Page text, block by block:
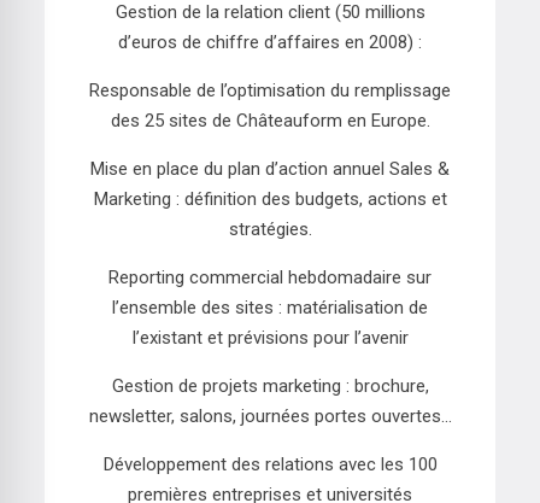
Gestion de la relation client (50 millions
d’euros de chiffre d’affaires en 2008) :
Responsable de l’optimisation du remplissage
des 25 sites de Châteauform en Europe.
Mise en place du plan d’action annuel Sales &
Marketing : définition des budgets, actions et
stratégies.
Reporting commercial hebdomadaire sur
l’ensemble des sites : matérialisation de
l’existant et prévisions pour l’avenir
Gestion de projets marketing : brochure,
newsletter, salons, journées portes ouvertes...
Développement des relations avec les 100
premières entreprises et universités